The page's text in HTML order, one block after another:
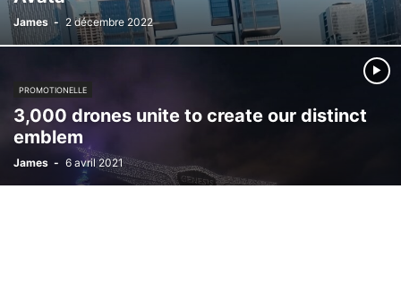
James - 2 décembre 2022
PROMOTIONELLE
3,000 drones unite to create our distinct
emblem
James - 6 avril 2021